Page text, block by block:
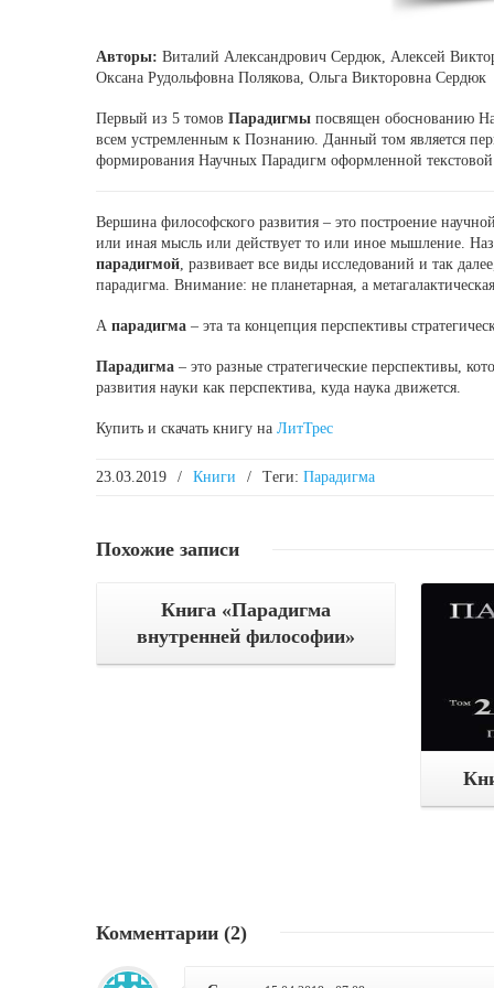
Авторы: Виталий Александрович Сердюк, Алексей
Оксана Рудольфовна Полякова, Ольга Викторовна Сердюк
Первый из 5 томов Парадигмы посвящен обоснованию
всем устремленным к Познанию. Данный том является
формирования Научных Парадигм оформленной
Вершина философского развития – это построение
или иная мысль или действует то или иное мышление.
парадигмой, развивает все виды исследований и так
парадигма. Внимание: не планетарная, а
А парадигма – эта та концепция перспективы
Парадигма – это разные стратегические перспективы,
развития науки как перспектива, куда наука движется.
Купить и скачать книгу на ЛитТрес
23.03.2019 / Книги / Tеги: Парадигма
Похожие записи
Книга «Парадигма
внутренней философии»
Комментарии (2)